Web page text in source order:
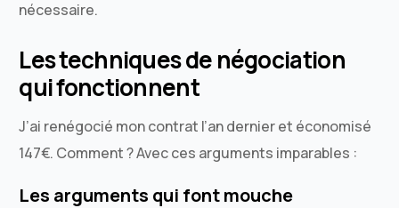
nécessaire.
Les techniques de négociation
qui fonctionnent
J’ai renégocié mon contrat l’an dernier et économisé
147€. Comment ? Avec ces arguments imparables :
Les arguments qui font mouche